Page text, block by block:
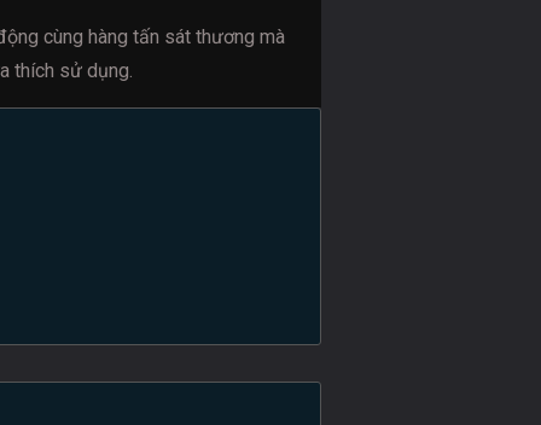
cùng hàng tấn sát thương mà
thích sử dụng.